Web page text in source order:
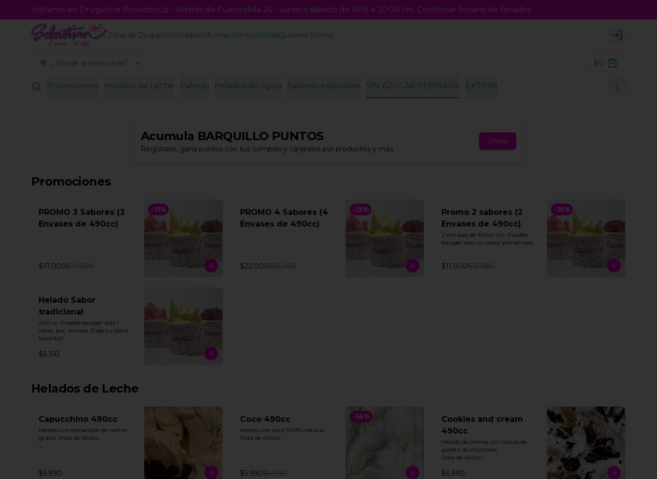
Visítanos en Drugstore Providencia - Andrés de Fuenzalida 26 - lunes a sábado de 10:15 a 20:00 hrs. Confirmar horario de feriados.
Zona de DespachoHeladosInformación nutricionalQuienes Somos Login
¿Dónde quieres pedir? $0
Promociones Helados de Leche Paletas Helados de Agua Sabores especiales SIN AZÚCAR REFINADA EXTRAS
Acumula BARQUILLO PUNTOS
Regístrate, gana puntos con tus compras y canjealos por productos y más
Únete
Promociones
-11%
PROMO 3 Sabores (3
Envases de 490cc)
$17.000$19.000
-12%
PROMO 4 Sabores (4
Envases de 490cc)
$22.000$25.000
-15%
Promo 2 sabores (2
Envases de 490cc)
2 envases de 490cc c/u. Puedes
escoger solo un sabor por envase.
"SORBETTO" son aptos para
$11.000$12.980
Helado Sabor
tradicional
490 cc. Puedes escoger solo 1
sabor por  envase. Elige tu sabor
favorito!!
Todos nuestros helados de fruta
excepción de la lúcuma"
$6.150
Helados de Leche
Capucchino 490cc
Helado con extracción de café en
grano. Pote de 490cc.
$6.990
-14%
Coco 490cc
Helado con coco 100% natural.
Pote de 490cc.
$5.990$6.990
Cookies and cream
490cc
Helado de crema con trozos de
galleta de chocolate.
Pote de 490cc.
**FOTO REFERENCIAL**
$6.990